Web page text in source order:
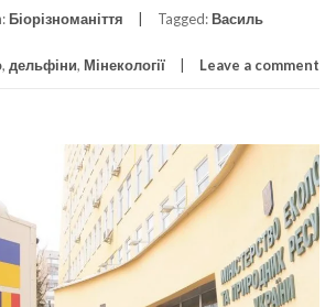
Біорізноманіття Tagged: Василь
, дельфіни, Мінекології Leave a comment